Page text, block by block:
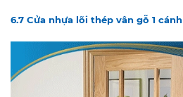
6.7 Cửa nhựa lõi thép vân gỗ 1 cánh